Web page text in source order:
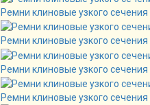
Ремни клиновые узкого сечения
Ремни клиновые узкого сечения
Ремни клиновые узкого сечения
Ремни клиновые узкого сечения